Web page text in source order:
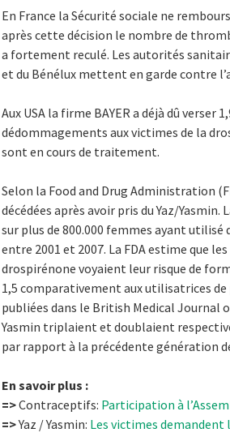
En France la Sécurité sociale ne
après cette décision le nombre de
a fortement reculé. Les autorités
et du Bénélux mettent en garde contre
Aux USA la firme BAYER a déjà dû verser
dédommagements aux victimes de la
sont en cours de traitement.
Selon la Food and Drug Administration
décédées après avoir pris du Yaz/
sur plus de 800.000 femmes ayant
entre 2001 et 2007. La FDA estime que
drospirénone voyaient leur risque de
1,5 comparativement aux utilisatrices de
publiées dans le British Medical Journal
Yasmin triplaient et doublaient
par rapport à la précédente génération
En savoir plus :
=>Contraceptifs: Participation à
=>Yaz / Yasmin: Les victimes